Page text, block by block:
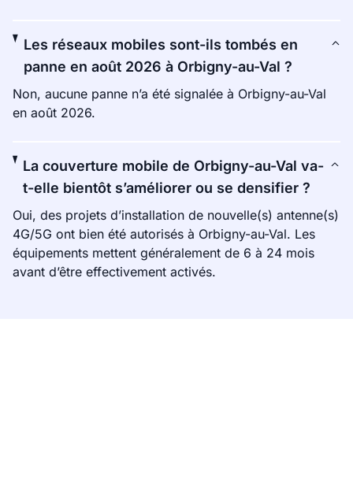
Les réseaux mobiles sont-ils tombés en
panne en août 2026 à Orbigny-au-Val ?
Non, aucune panne n’a été signalée à Orbigny-au-Val
en août 2026.
La couverture mobile de Orbigny-au-Val va-
t-elle bientôt s’améliorer ou se densifier ?
Oui, des projets d’installation de nouvelle(s) antenne(s)
4G/5G ont bien été autorisés à Orbigny-au-Val. Les
équipements mettent généralement de 6 à 24 mois
avant d’être effectivement activés.